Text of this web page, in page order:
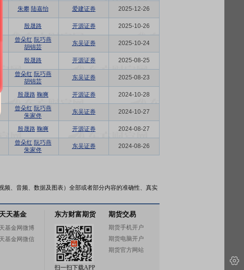
朱攀 陆嘉怡 爱建证券 2025-12-26
殷晟路 开源证券 2025-10-26
曾朵红 阮巧燕
胡锦芸
东吴证券 2025-10-24
殷晟路 开源证券 2025-08-25
曾朵红 阮巧燕
胡锦芸
东吴证券 2025-08-23
殷晟路 鞠爽 开源证券 2024-10-28
曾朵红 阮巧燕
朱家佟
东吴证券 2024-10-27
殷晟路 鞠爽 开源证券 2024-08-27
曾朵红 阮巧燕
朱家佟
东吴证券 2024-08-26
、音频、数据及图表）全部或者部分内容的准确性、真实
天基金
基金网微博
基金网微信
东方财富期货
扫一扫下载APP
期货交易
期货手机开户
期货电脑开户
期货官方网站